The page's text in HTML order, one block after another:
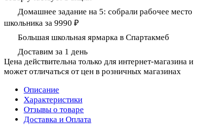
Домашнее задание на 5: собрали рабочее место
школьника за 9990 ₽
Большая школьная ярмарка в Спартакмеб
Доставим за 1 день
Цена действительна только для интернет-магазина и
может отличаться от цен в розничных магазинах
Описание
Характеристики
Отзывы о товаре
Доставка и Оплата